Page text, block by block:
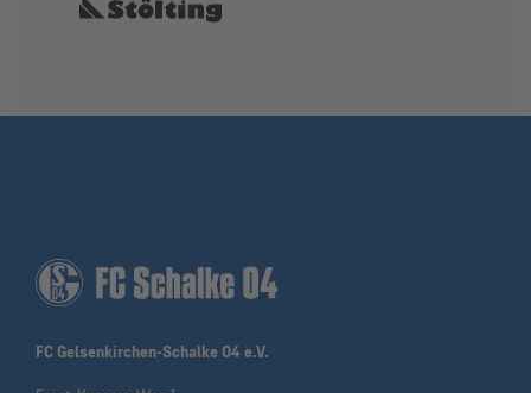
FC Gelsenkirchen-Schalke 04 e.V.